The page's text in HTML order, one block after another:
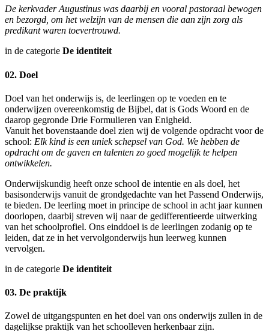
De kerkvader Augustinus was daarbij en vooral pastoraal bewogen
en bezorgd, om het welzijn van de mensen die aan zijn zorg als
predikant waren toevertrouwd.
in de categorie De identiteit
02. Doel
Doel van het onderwijs is, de leerlingen op te voeden en te
onderwijzen overeenkomstig de Bijbel, dat is Gods Woord en de
daarop gegronde Drie Formulieren van Enigheid.
Vanuit het bovenstaande doel zien wij de volgende opdracht voor de
school: Elk kind is een uniek schepsel van God. We hebben de
opdracht om de gaven en talenten zo goed mogelijk te helpen
ontwikkelen.
Onderwijskundig heeft onze school de intentie en als doel, het
basisonderwijs vanuit de grondgedachte van het Passend Onderwijs,
te bieden. De leerling moet in principe de school in acht jaar kunnen
doorlopen, daarbij streven wij naar de gedifferentieerde uitwerking
van het schoolprofiel. Ons einddoel is de leerlingen zodanig op te
leiden, dat ze in het vervolgonderwijs hun leerweg kunnen
vervolgen.
in de categorie De identiteit
03. De praktijk
Zowel de uitgangspunten en het doel van ons onderwijs zullen in de
dagelijkse praktijk van het schoolleven herkenbaar zijn.